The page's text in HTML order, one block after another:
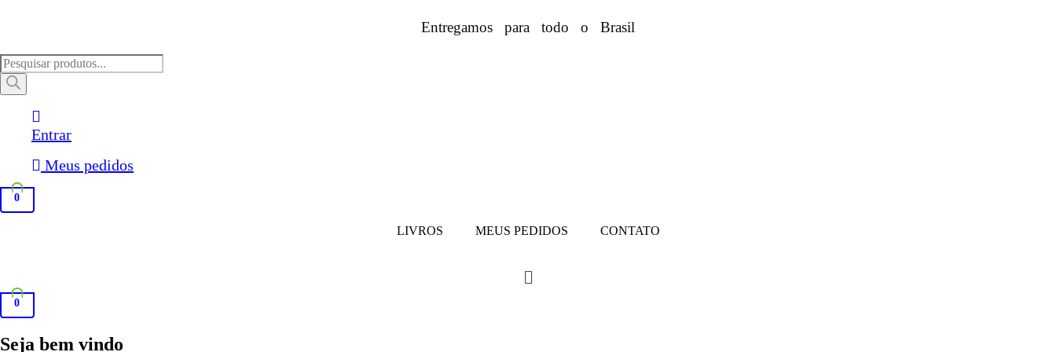
Entregamos para todo o Brasil
Pesquisar
produtos
Entrar
Meus pedidos
0
LIVROS MEUS PEDIDOS CONTATO
0
Seja bem vindo